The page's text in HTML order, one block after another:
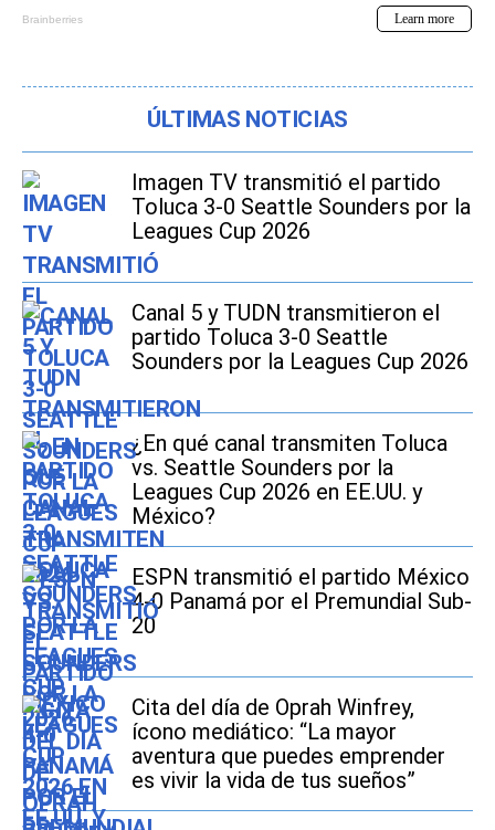
ÚLTIMAS NOTICIAS
Imagen TV transmitió el partido
Toluca 3-0 Seattle Sounders por la
Leagues Cup 2026
Canal 5 y TUDN transmitieron el
partido Toluca 3-0 Seattle
Sounders por la Leagues Cup 2026
¿En qué canal transmiten Toluca
vs. Seattle Sounders por la
Leagues Cup 2026 en EE.UU. y
México?
ESPN transmitió el partido México
4-0 Panamá por el Premundial Sub-
20
Cita del día de Oprah Winfrey,
ícono mediático: “La mayor
aventura que puedes emprender
es vivir la vida de tus sueños”